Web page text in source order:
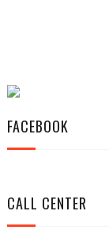
FACEBOOK
CALL CENTER